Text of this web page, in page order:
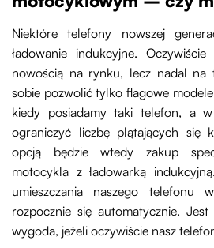
Niektóre telefony nowszej
ładowanie indukcyjne.
nowością na rynku, lecz nadal na
sobie pozwolić tylko flagowe
kiedy posiadamy taki telefon, a
ograniczyć liczbę plątających się
opcją będzie wtedy zakup
motocykla z ładowarką
umieszczania naszego telefonu
rozpocznie się automatycznie.
wygoda, jeżeli oczywiście nasz